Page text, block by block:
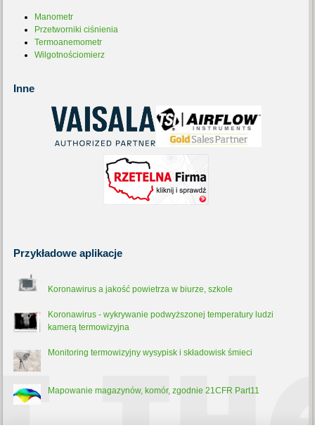
Manometr
Przetworniki ciśnienia
Termoanemometr
Wilgotnościomierz
Inne
Przykładowe aplikacje
Koronawirus a jakość powietrza w biurze, szkole
Koronawirus - wykrywanie podwyższonej temperatury ludzi
kamerą termowizyjna
Monitoring termowizyjny wysypisk i składowisk śmieci
Mapowanie magazynów, komór, zgodnie 21CFR Part11